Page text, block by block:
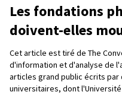
Les fondations
doivent-elles
Cet article est tiré de The
d'information et d'analyse de
articles grand public écrits
universitaires, dont